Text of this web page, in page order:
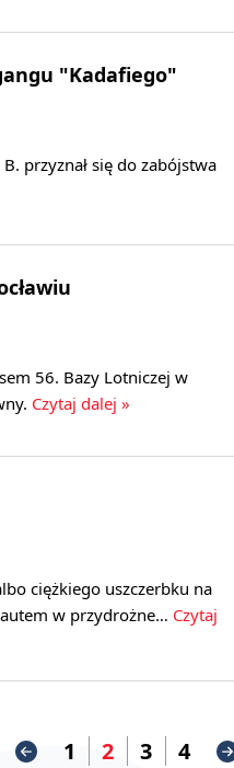
"Kadafiego"
przyznał się do zabójstwa
56. Bazy Lotniczej w
Czytaj dalej »
ciężkiego uszczerbku na
w przydrożne… Czytaj
1 2 3 4